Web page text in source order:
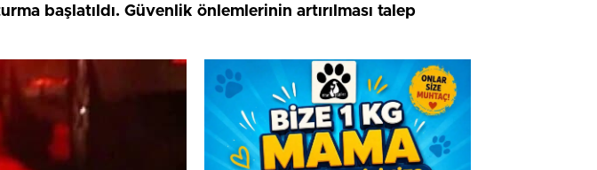
başlatıldı. Güvenlik önlemlerinin artırılması talep